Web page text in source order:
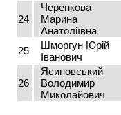
24
Черенкова
Марина
Анатоліївна
25
Шморгун Юрій
Іванович
26
Ясиновський
Володимир
Миколайович